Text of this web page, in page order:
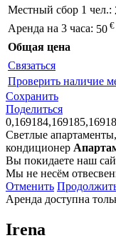
Местный сбор 1 чел.:
Аренда на 3 часа: 50 €
Общая цена
Связаться
Проверить наличие
Сохранить
Поделиться
Светлые
кондиционер
Вы покидаете наш
Мы не несём
Отменить
Аренда доступна
Irena